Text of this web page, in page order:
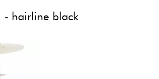
- hairline black